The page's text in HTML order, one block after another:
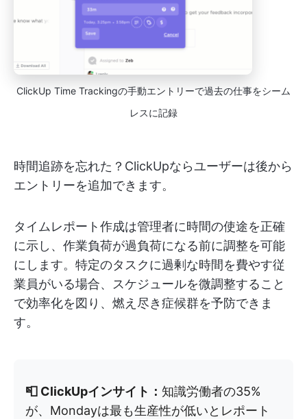
ClickUp Time Trackingの手動エントリーで過去の仕事をシーム
レスに記録
時間追跡を忘れた？ClickUpならユーザーは後から
エントリーを追加できます。
タイムレポート作成は管理者に時間の使途を正確
に示し、作業負荷が過負荷になる前に調整を可能
にします。特定のタスクに過剰な時間を費やす従
業員がいる場合、スケジュールを微調整すること
で効率化を図り、燃え尽き症候群を予防できま
す。
📮 ClickUpインサイト： 知識労働者の35%
が、Mondayは最も生産性が低いとレポート